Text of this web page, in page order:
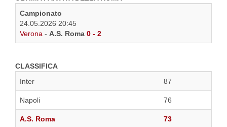
Campionato
24.05.2026 20:45
Verona - A.S. Roma 0 - 2
CLASSIFICA
Inter
87
Napoli 76
A.S. Roma 73